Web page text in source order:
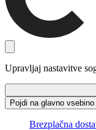
Upravljaj nastavitve
Pojdi na glavno vsebino
Brezplačna